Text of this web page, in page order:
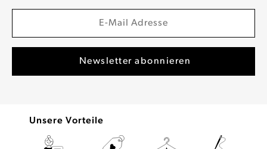
Unsere Vorteile